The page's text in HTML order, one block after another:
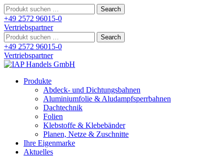
Search
for:
+49 2572 96015-0
Vertriebspartner
Search
for:
+49 2572 96015-0
Vertriebspartner
Produkte
Abdeck- und Dichtungsbahnen
Aluminiumfolie & Aludampfsperrbahnen
Dachtechnik
Folien
Klebstoffe & Klebebänder
Planen, Netze & Zuschnitte
Ihre Eigenmarke
Aktuelles